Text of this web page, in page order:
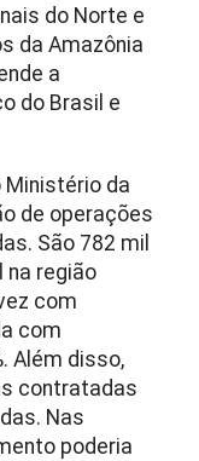
do Norte e
da Amazônia
a
do Brasil e
Ministério da
de operações
São 782 mil
na região
com
com
Além disso,
contratadas
Nas
poderia